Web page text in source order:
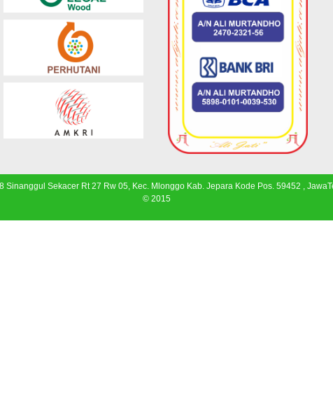
Sinanggul Sekacer Rt 27 Rw 05, Kec. Mlonggo Kab. Jepara Kode Pos. 59452 ,
© 2015